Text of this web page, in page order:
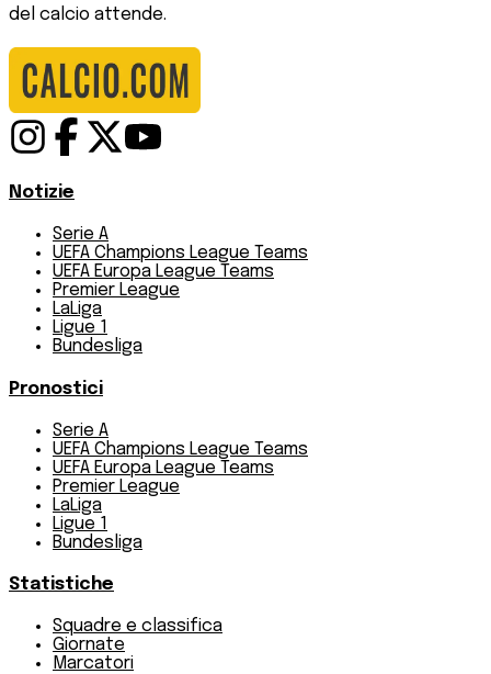
del calcio attende.
Notizie
Serie A
UEFA Champions League Teams
UEFA Europa League Teams
Premier League
LaLiga
Ligue 1
Bundesliga
Pronostici
Serie A
UEFA Champions League Teams
UEFA Europa League Teams
Premier League
LaLiga
Ligue 1
Bundesliga
Statistiche
Squadre e classifica
Giornate
Marcatori